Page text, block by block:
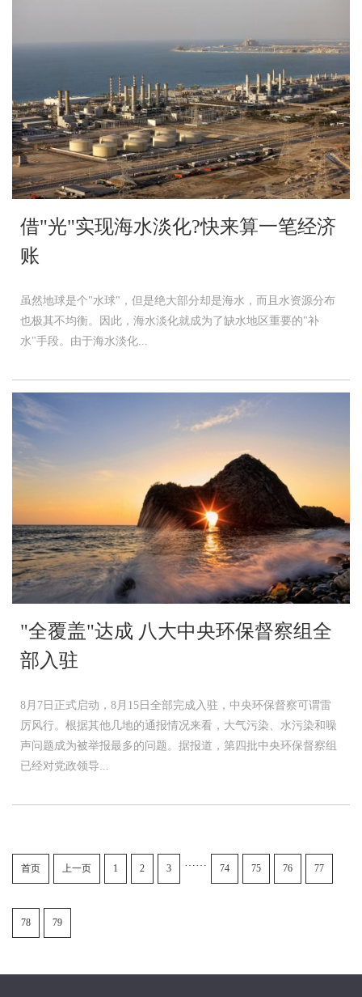
借"光"实现海水淡化?快来算一笔经济
账
虽然地球是个"水球"，但是绝大部分却是海水，而且水资源分布
也极其不均衡。因此，海水淡化就成为了缺水地区重要的"补
水"手段。由于海水淡化...
"全覆盖"达成 八大中央环保督察组全
部入驻
8月7日正式启动，8月15日全部完成入驻，中央环保督察可谓雷
厉风行。根据其他几地的通报情况来看，大气污染、水污染和噪
声问题成为被举报最多的问题。据报道，第四批中央环保督察组
已经对党政领导...
首页 上一页 1 2 3 …… 74 75 76 77
78 79